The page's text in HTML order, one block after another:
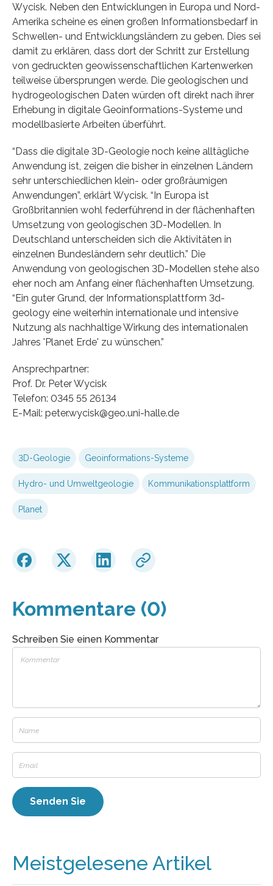
Wycisk. Neben den Entwicklungen in Europa und Nord-
Amerika scheine es einen großen Informationsbedarf in
Schwellen- und Entwicklungsländern zu geben. Dies sei
damit zu erklären, dass dort der Schritt zur Erstellung
von gedruckten geowissenschaftlichen Kartenwerken
teilweise übersprungen werde. Die geologischen und
hydrogeologischen Daten würden oft direkt nach ihrer
Erhebung in digitale Geoinformations-Systeme und
modellbasierte Arbeiten überführt.
“Dass die digitale 3D-Geologie noch keine alltägliche
Anwendung ist, zeigen die bisher in einzelnen Ländern
sehr unterschiedlichen klein- oder großräumigen
Anwendungen”, erklärt Wycisk. “In Europa ist
Großbritannien wohl federführend in der flächenhaften
Umsetzung von geologischen 3D-Modellen. In
Deutschland unterscheiden sich die Aktivitäten in
einzelnen Bundesländern sehr deutlich.” Die
Anwendung von geologischen 3D-Modellen stehe also
eher noch am Anfang einer flächenhaften Umsetzung.
“Ein guter Grund, der Informationsplattform 3d-
geology eine weiterhin internationale und intensive
Nutzung als nachhaltige Wirkung des internationalen
Jahres 'Planet Erde' zu wünschen.”
Ansprechpartner:
Prof. Dr. Peter Wycisk
Telefon: 0345 55 26134
E-Mail: peter.wycisk@geo.uni-halle.de
3D-Geologie Geoinformations-Systeme
Hydro- und Umweltgeologie Kommunikationsplattform
Planet
Kommentare (0)
Schreiben Sie einen Kommentar
Meistgelesene Artikel